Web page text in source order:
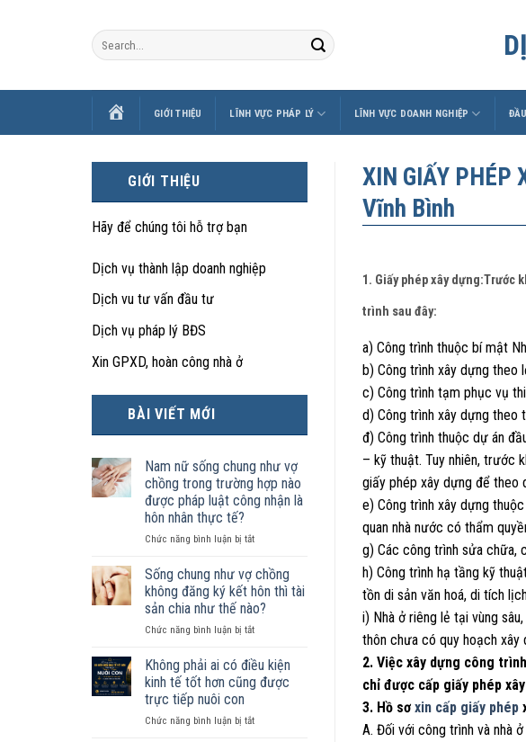
TRANGGIỚI THIỆU LĨNH VỰC PHÁP LÝ LĨNH VỰC DOANH NGHIỆP
GIỚI THIỆU
Hãy để chúng tôi hỗ trợ bạn
Dịch vụ thành lập doanh nghiệp
Dịch vu tư vấn đầu tư
Dịch vụ pháp lý BĐS
Xin GPXD, hoàn công nhà ở
BÀI VIẾT MỚI
Nam nữ sống chung như vợ
chồng trong trường hợp nào
được pháp luật công nhận là
hôn nhân thực tế?
Chức năng bình luận bị tắtở
nữ
sống
chung
như
vợ
trong
trường
hợp
được
Sống chung như vợ chồng
không đăng ký kết hôn thì tài
sản chia như thế nào?
Chức năng bình luận bị tắtở
chung
như
vợ
không
Không phải ai có điều kiện
kinh tế tốt hơn cũng được
trực tiếp nuôi con
Chức năng bình luận bị tắtở
XIN GIẤY PHÉP
Vĩnh Bình
1. Giấy phép xây dựng:Trước
trình sau đây:
a) Công trình thuộc bí mật
b) Công trình xây dựng theo
c) Công trình tạm phục vụ
d) Công trình xây dựng theo
đ) Công trình thuộc dự án
– kỹ thuật. Tuy nhiên, trước
giấy phép xây dựng để theo
e) Công trình xây dựng
quan nhà nước có thẩm
g) Các công trình sửa chữa,
h) Công trình hạ tầng kỹ
tồn di sản văn hoá, di tích
i) Nhà ở riêng lẻ tại vùng
thôn chưa có quy hoạch
2. Việc xây dựng công
chỉ được cấp giấy phép
3. Hồ sơ xin cấp giấy phép
A. Đối với công trình và nhà